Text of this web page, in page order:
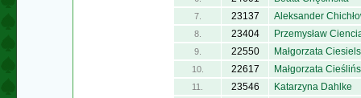
7. 23137 Aleksander
8. 23404 Przemysław
9. 22550 Małgorzata
10. 22617 Małgorzata
11. 23546 Katarzyna Dahlke